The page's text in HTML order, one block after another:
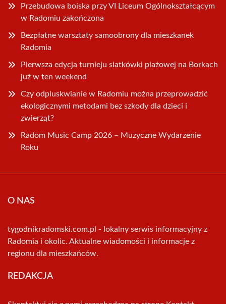
Przebudowa boiska przy VI Liceum Ogólnokształcącym
w Radomiu zakończona
Bezpłatne warsztaty samoobrony dla mieszkanek
Radomia
Pierwsza edycja turnieju siatkówki plażowej na Borkach
już w ten weekend
Czy odpluskwianie w Radomiu można przeprowadzić
ekologicznymi metodami bez szkody dla dzieci i
zwierząt?
Radom Music Camp 2026 – Muzyczne Wydarzenie
Roku
O NAS
tygodnikradomski.com.pl - lokalny serwis informacyjny z
Radomia i okolic. Aktualne wiadomości i informacje z
regionu dla mieszkańców.
REDAKCJA